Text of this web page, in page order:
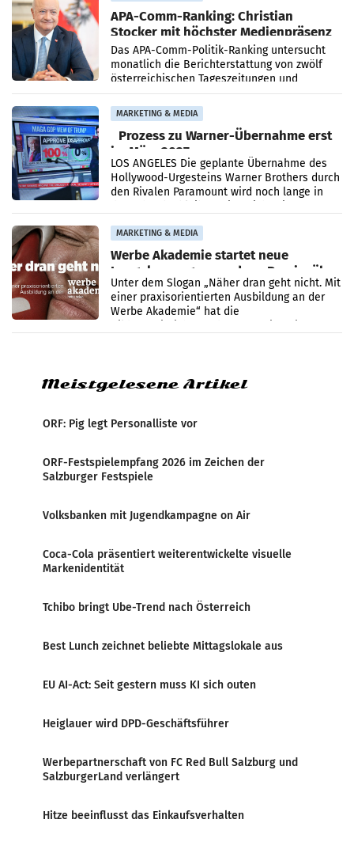
APA-Comm-Ranking: Christian
Stocker mit höchster Medienpräsenz
im Juli
Das APA-Comm-Politik-Ranking untersucht
monatlich die Berichterstattung von zwölf
österreichischen Tageszeitungen und
analysiert, welche Politikerinnen und
Politiker Österreichs die
MARKETING & MEDIA
Prozess zu Warner-Übernahme erst
im März 2027
LOS ANGELES Die geplante Übernahme des
Hollywood-Urgesteins Warner Brothers durch
den Rivalen Paramount wird noch lange in
MARKETING & MEDIA
Werbe Akademie startet neue
Imagekampagne rund um Praxisnähe
Unter dem Slogan „Näher dran geht nicht. Mit
einer praxisorientierten Ausbildung an der
Werbe Akademie“ hat die
Meistgelesene Artikel
ORF: Pig legt Personalliste vor
ORF-Festspielempfang 2026 im Zeichen der
Salzburger Festspiele
Volksbanken mit Jugendkampagne on Air
Coca-Cola präsentiert weiterentwickelte visuelle
Markenidentität
Tchibo bringt Ube-Trend nach Österreich
Best Lunch zeichnet beliebte Mittagslokale aus
EU AI-Act: Seit gestern muss KI sich outen
Heiglauer wird DPD-Geschäftsführer
Werbepartnerschaft von FC Red Bull Salzburg und
SalzburgerLand verlängert
Hitze beeinflusst das Einkaufsverhalten